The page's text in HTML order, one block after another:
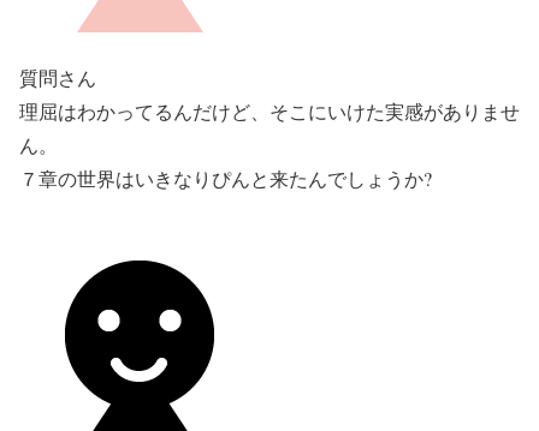
質問さん
理屈はわかってるんだけど、そこにいけた実感がありませ
ん。
７章の世界はいきなりぴんと来たんでしょうか?